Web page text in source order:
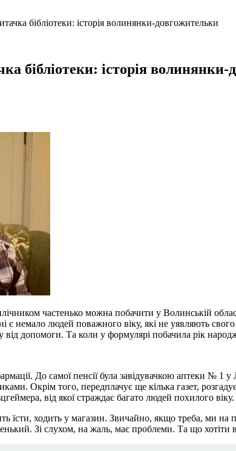
бібліотеки: історія волинянки-довгожительки
бібліотеки: історія
частенько можна побачити у Волинській
є немало людей поважного віку, які не уявляють
допомоги. Та коли у формулярі побачила рік
До самої пенсії була заві­дувачкою аптеки № 1
Окрім того, передплачує ще кілька газет,
від якої страждає багато людей похилого віку.
їсти, ходить у магазин. Звичайно, якщо треба, ми на
Зі слухом, на жаль, має проблеми. Та що хотіти в